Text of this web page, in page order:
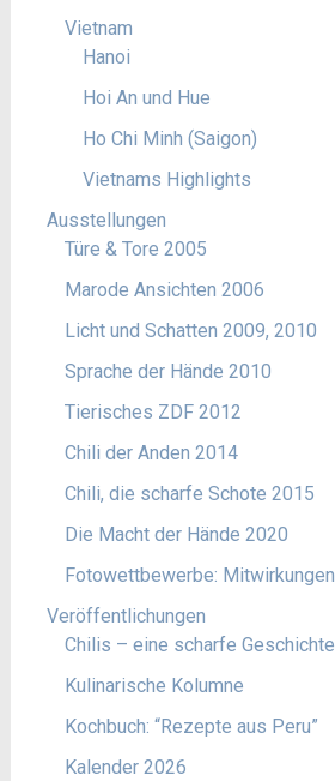
Vietnam
Hanoi
Hoi An und Hue
Ho Chi Minh (Saigon)
Vietnams Highlights
Ausstellungen
Türe & Tore 2005
Marode Ansichten 2006
Licht und Schatten 2009, 2010
Sprache der Hände 2010
Tierisches ZDF 2012
Chili der Anden 2014
Chili, die scharfe Schote 2015
Die Macht der Hände 2020
Fotowettbewerbe: Mitwirkungen
Veröffentlichungen
Chilis – eine scharfe Geschichte
Kulinarische Kolumne
Kochbuch: “Rezepte aus Peru”
Kalender 2026